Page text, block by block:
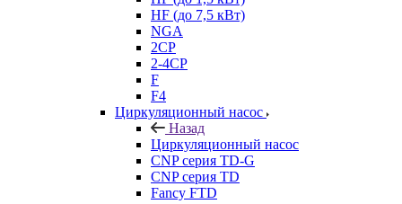
HF (до 7,5 кВт)
NGA
2CP
2-4CP
F
F4
Циркуляционный насос
Назад
Циркуляционный насос
CNP серия TD-G
CNP серия TD
Fancy FTD